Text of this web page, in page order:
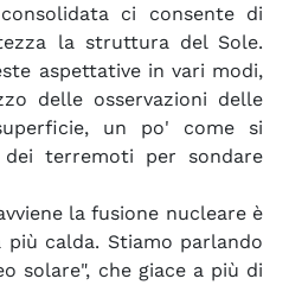
ci consente di
la struttura del Sole.
aspettative in vari modi,
delle osservazioni delle
un po' come si
terremoti per sondare
la fusione nucleare è
calda. Stiamo parlando
solare", che giace a più di